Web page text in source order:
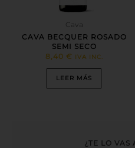
Cava
CAVA BECQUER ROSADO
SEMI SECO
8,40 € IVA INC.
LEER MÁS
¿TE LO VAS